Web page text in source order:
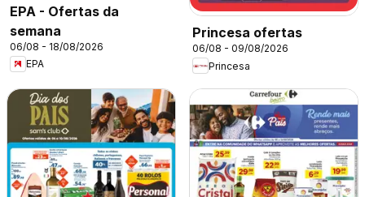
EPA - Ofertas da
semana
06/08 - 18/08/2026
EPA
Princesa ofertas
06/08 - 09/08/2026
Princesa